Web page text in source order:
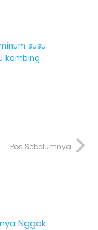
susu
kambing
Pos Sebelumnya
Nggak